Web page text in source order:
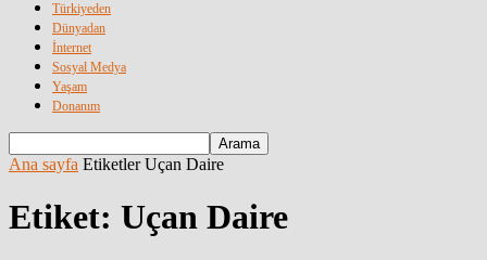
Türkiyeden
Dünyadan
İnternet
Sosyal Medya
Yaşam
Donanım
Ana sayfa Etiketler Uçan Daire
Etiket: Uçan Daire